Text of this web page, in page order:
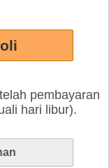
pembayaran
hari libur).